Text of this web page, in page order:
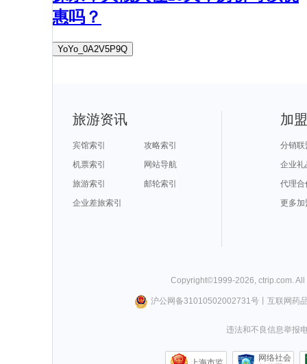
惠吗？
YoYo_0A2V5P9Q
旅游资讯
宾馆索引
攻略索引
机票索引
网站导航
旅游索引
邮轮索引
企业差旅索引
加
分销联
企业礼
代理合
更多加
Copyright©1999-2026 ctrip.com .
沪公网备31010502002731号丨 互联网药
违法和不良信息举报
网络社会